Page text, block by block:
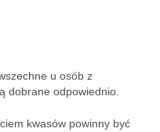
u osób z
dobrane odpowiednio.
kwasów powinny być